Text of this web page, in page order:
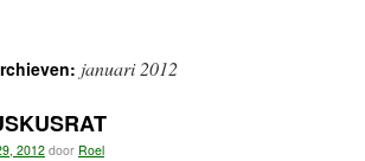
januari 2012
2012 door Roel